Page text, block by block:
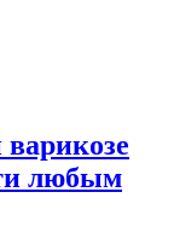
любым